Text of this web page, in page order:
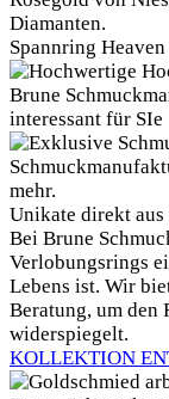
Spannring
interessant für SIe
Unikate direkt aus
Bei Brune
Verlobungsrings
Lebens ist. Wir
Beratung, um den
widerspiegelt.
KOLLEKTION